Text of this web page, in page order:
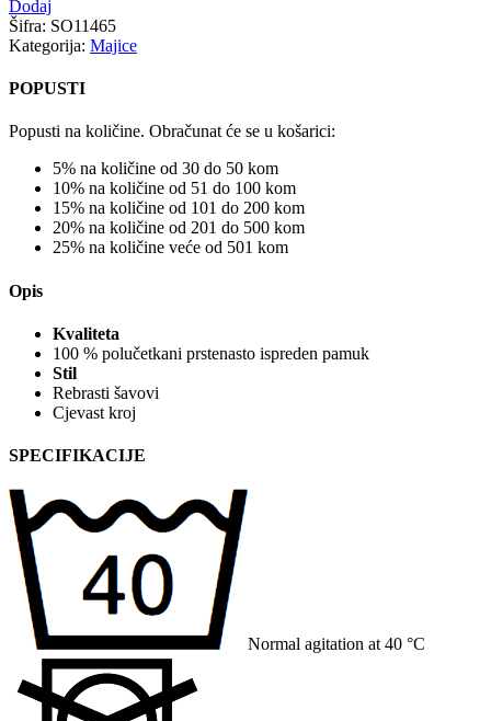
Dodaj
Šifra: SO11465
Kategorija: Majice
POPUSTI
Popusti na količine. Obračunat će se u košarici:
5% na količine od 30 do 50 kom
10% na količine od 51 do 100 kom
15% na količine od 101 do 200 kom
20% na količine od 201 do 500 kom
25% na količine veće od 501 kom
Opis
Kvaliteta
100 % polučetkani prstenasto ispreden pamuk
Stil
Rebrasti šavovi
Cjevast kroj
SPECIFIKACIJE
Normal agitation at 40 °C